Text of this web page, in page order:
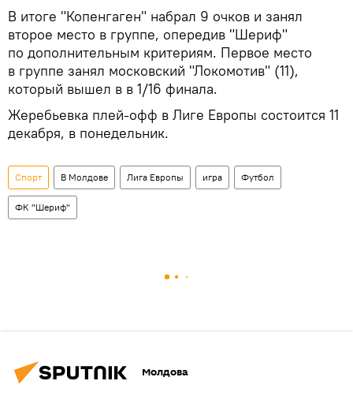
В итоге "Копенгаген" набрал 9 очков и занял
второе место в группе, опередив "Шериф"
по дополнительным критериям. Первое место
в группе занял московский "Локомотив" (11),
который вышел в в 1/16 финала.
Жеребьевка плей-офф в Лиге Европы состоится 11
декабря, в понедельник.
Спорт В Молдове Лига Европы игра Футбол
ФК "Шериф"
Молдова